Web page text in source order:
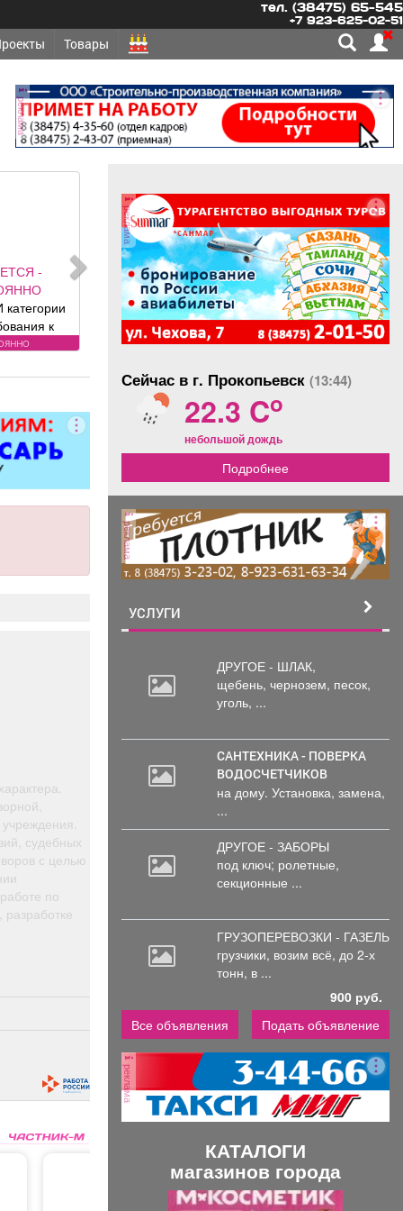
тел. (38475) 65-545
+7 923-625-02-51
Товары
реклама
-
5 разряда,
руб. 6
от 37000
пакет ООО
судебных
с целью
по
реклама
Сейчас в г. Прокопьевск (13:44)
22.3 Co
небольшой дождь
Подробнее
реклама
УСЛУГИ
ДРУГОЕ - ШЛАК,
щебень, чернозем, песок,
уголь, ...
САНТЕХНИКА - ПОВЕРКА
ВОДОСЧЕТЧИКОВ
на дому. Установка, замена,
...
ДРУГОЕ - ЗАБОРЫ
под ключ; ролетные,
секционные ...
ГРУЗОПЕРЕВОЗКИ - ГАЗЕЛЬ
грузчики, возим всё, до 2-х
тонн, в ...
900 руб.
Все объявления
Подать объявление
реклама
КАТАЛОГИ
магазинов города